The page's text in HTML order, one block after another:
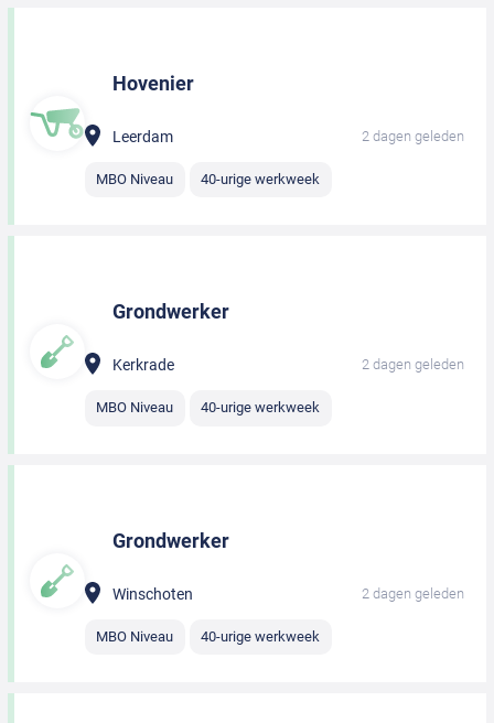
Hovenier
Leerdam 2 dagen geleden
MBO Niveau 40-urige werkweek
Grondwerker
Kerkrade 2 dagen geleden
MBO Niveau 40-urige werkweek
Grondwerker
Winschoten 2 dagen geleden
MBO Niveau 40-urige werkweek